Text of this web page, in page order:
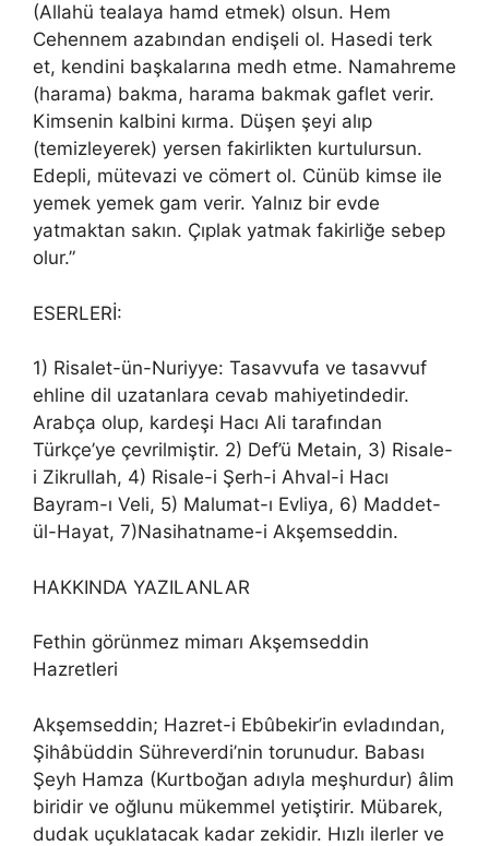
(Allahü tealaya hamd etmek) olsun. Hem
Cehennem azabından endişeli ol. Hasedi terk
et, kendini başkalarına medh etme. Namahreme
(harama) bakma, harama bakmak gaflet verir.
Kimsenin kalbini kırma. Düşen şeyi alıp
(temizleyerek) yersen fakirlikten kurtulursun.
Edepli, mütevazi ve cömert ol. Cünüb kimse ile
yemek yemek gam verir. Yalnız bir evde
yatmaktan sakın. Çıplak yatmak fakirliğe sebep
olur.”
ESERLERİ:
1) Risalet-ün-Nuriyye: Tasavvufa ve tasavvuf
ehline dil uzatanlara cevab mahiyetindedir.
Arabça olup, kardeşi Hacı Ali tarafından
Türkçe’ye çevrilmiştir. 2) Def’ü Metain, 3) Risale-
i Zikrullah, 4) Risale-i Şerh-i Ahval-i Hacı
Bayram-ı Veli, 5) Malumat-ı Evliya, 6) Maddet-
ül-Hayat, 7)Nasihatname-i Akşemseddin.
HAKKINDA YAZILANLAR
Fethin görünmez mimarı Akşemseddin
Hazretleri
Akşemseddin; Hazret-i Ebûbekir’in evladından,
Şihâbüddin Sühreverdi’nin torunudur. Babası
Şeyh Hamza (Kurtboğan adıyla meşhurdur) âlim
biridir ve oğlunu mükemmel yetiştirir. Mübarek,
dudak uçuklatacak kadar zekidir. Hızlı ilerler ve